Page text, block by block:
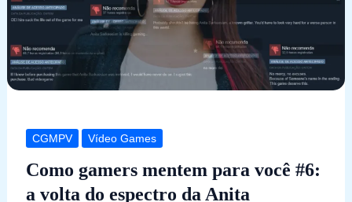
CGMPV Vídeo Games
Como gamers mentem para você #6:
a volta do espectro da Anita